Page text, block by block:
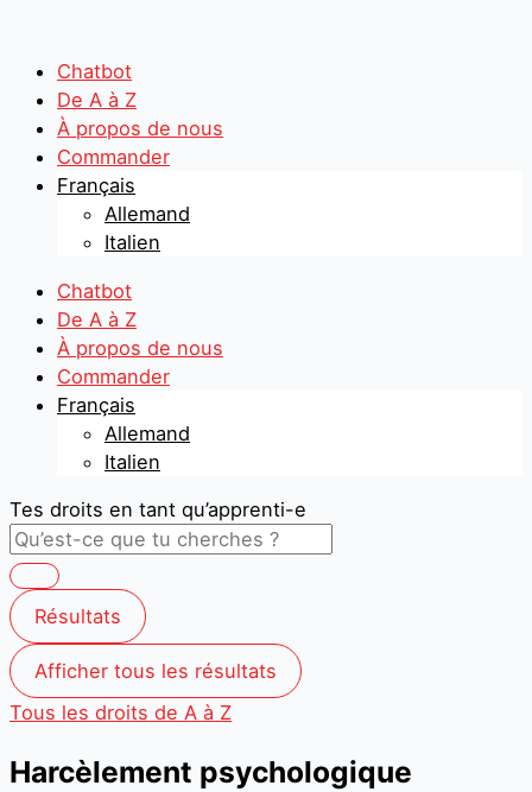
contenuChatbot
De A à Z
À propos de nous
Commander
Français
Allemand
Italien
Chatbot
De A à Z
À propos de nous
Commander
Français
Allemand
Italien
Tes droits en tant qu’apprenti-e
Résultats
Afficher tous les résultats
Tous les droits de A à Z
Harcèlement psychologique